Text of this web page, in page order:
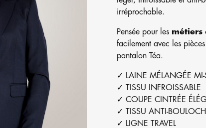
irréprochable.
Pensée pour les métiers
facilement avec les
pantalon Téa.
✓ LAINE MÉLANGÉE
✓ TISSU INFROISSABLE
✓ COUPE CINTRÉE
✓ TISSU ANTI-
✓ LIGNE TRAVEL